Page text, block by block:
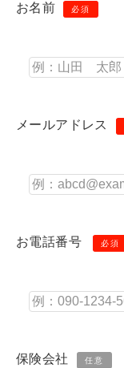
お名前 必須
メールアドレス
お電話番号 必須
保険会社 任意